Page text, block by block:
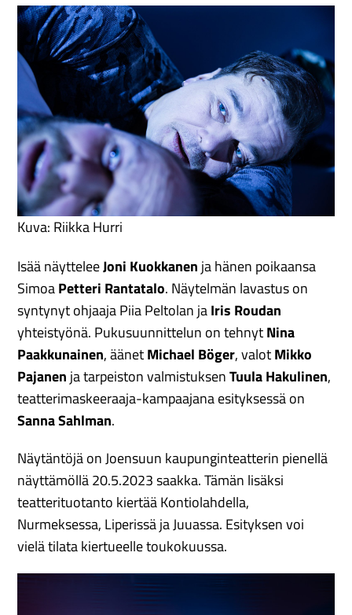
Kuva: Riikka Hurri
Isää näytteleeJoni Kuokkanen ja hänen poikaansa
SimoaPetteri Rantatalo. Näytelmän lavastus on
syntynyt ohjaaja Piia Peltolan jaIris Roudan
yhteistyönä. Pukusuunnittelun on tehnytNina
Paakkunainen, äänetMichael Böger, valotMikko
Pajanen ja tarpeiston valmistuksenTuula Hakulinen,
teatterimaskeeraaja-kampaajanaesityksessä on
Sanna Sahlman.
Näytäntöjä on Joensuun kaupunginteatterin pienellä
näyttämöllä 20.5.2023 saakka. Tämän lisäksi
teatterituotanto kiertää Kontiolahdella,
Nurmeksessa, Liperissä ja Juuassa. Esityksen voi
vielä tilata kiertueelle toukokuussa.